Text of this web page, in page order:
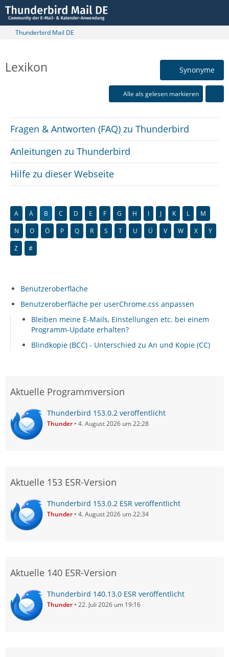
Thunderbird Mail DE
Lexikon Synonyme
Alle als gelesen markieren
Fragen & Antworten (FAQ) zu Thunderbird
Anleitungen zu Thunderbird
Hilfe zu dieser Webseite
A Ä B C D E F G H I J K L
M
N
O Ö P Q R S T U Ü V W X
Y
Z
#
Benutzeroberfläche
Benutzeroberfläche per userChrome.css anpassen
Bleiben meine E-Mails, Einstellungen etc. bei einem
Programm-Update erhalten?
Blindkopie (BCC) - Unterschied zu An und Kopie (CC)
Aktuelle Programmversion
Thunderbird 153.0.2 veröffentlicht
Thunder 4. August 2026 um 22:28
Aktuelle 153 ESR-Version
Thunderbird 153.0.2 ESR veröffentlicht
Thunder 4. August 2026 um 22:34
Aktuelle 140 ESR-Version
Thunderbird 140.13.0 ESR veröffentlicht
Thunder 22. Juli 2026 um 19:16